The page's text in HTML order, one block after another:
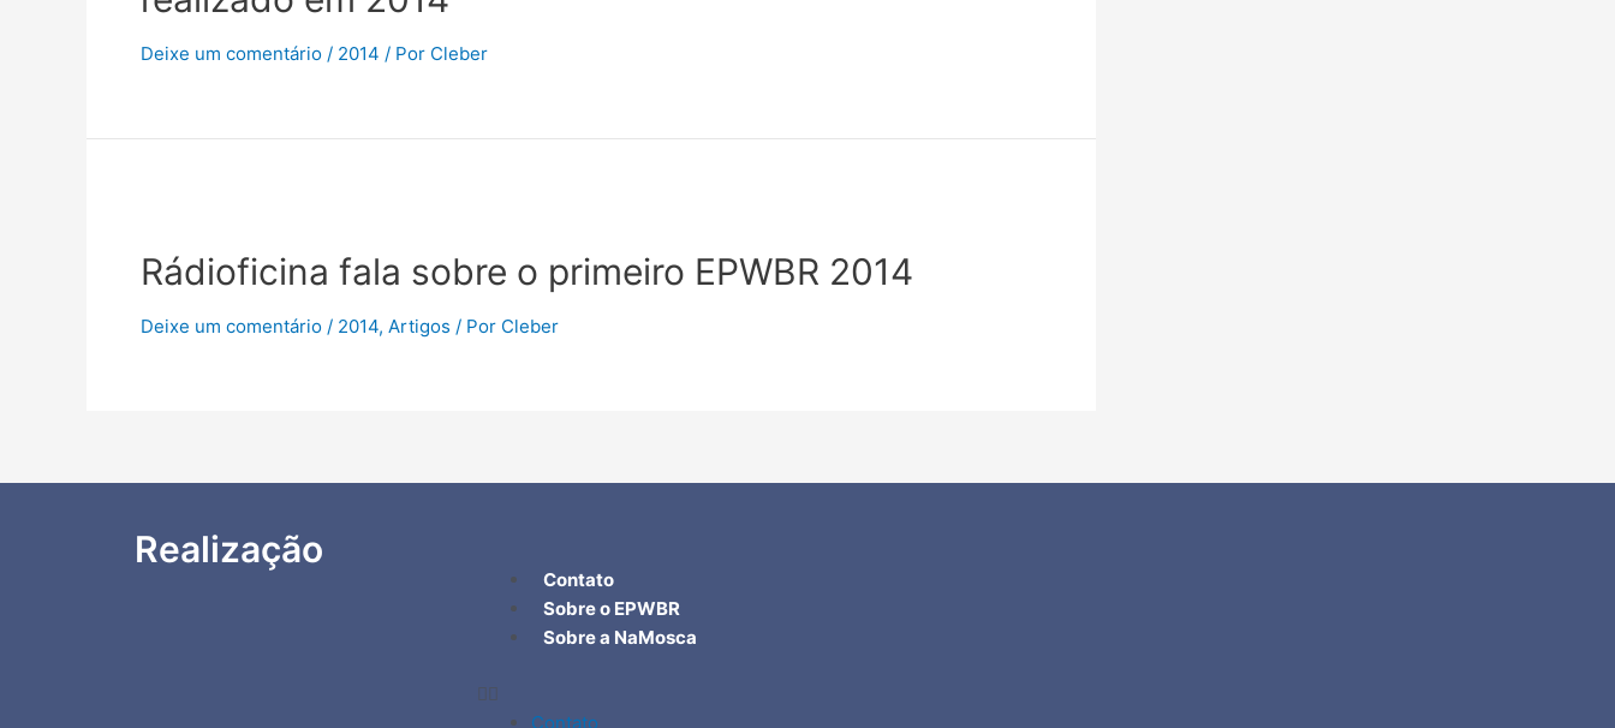
Deixe um comentário / 2014 / Por Cleber
Rádioficina fala sobre o primeiro EPWBR 2014
Deixe um comentário / 2014, Artigos / Por Cleber
Realização
Contato
Sobre o EPWBR
Sobre a NaMosca
Contato